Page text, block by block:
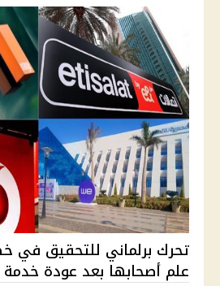
تحرك برلماني للتحقيق
علم أصحابها بعد عودة خدمة